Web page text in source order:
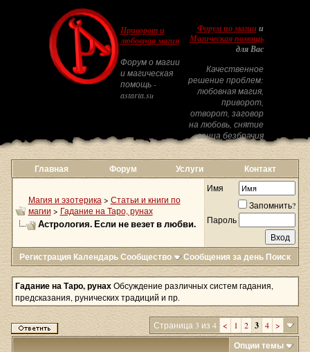
Приворот и
любовная магия
Форум о магии
и магическая
помощь -
astarta.su
Форум по магиии
Магическая помощь
для Вас
Качественное
решение проблем:
любовная магия,
приворот,
отворот, заговор
на любовь, снятие
венца безбрачия
Главная Форум Услуги Контакт
Магия и эзотерика > Статьи и книги по
магии > Гадание на Таро, рунах
Астрология. Если не везет в любви.
Имя
Запомнить?
Пароль
Регистрация КалендарьСообщество Сообщения за день Поиск
Гадание на Таро, рунах Обсуждение различных систем гадания,
предсказания, рунических традиций и пр.
Страница 3 из 4 < 1 2 3 4 >
Опции темы